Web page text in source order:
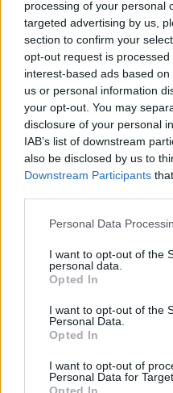
processing of your personal
targeted advertising by us,
section to confirm your
opt-out request is
interest-based ads based
us or personal information
your opt-out. You may
disclosure of your personal
IAB’s list of downstream
also be disclosed by us to
Downstream Participants
Please note that this
not limited to your visit or
grant or deny consent to
use your data for below
consent section.
Personal Data
I want to opt-out of the
personal data.
Opted In
I want to opt-out of the
Personal Data.
Opted In
I want to opt-out of
Personal Data for
Opted In
Nem egyformák a 3D
módosul a hardver,
egyedi, szükségszerű
mintákat generál.
beszerezhető 14
sztereolitográfiát
szkennerrel készítettek
nyomtatószál-
„ujjlenyomat”
pontossággal kiszámító
az „ujjlenyomat”